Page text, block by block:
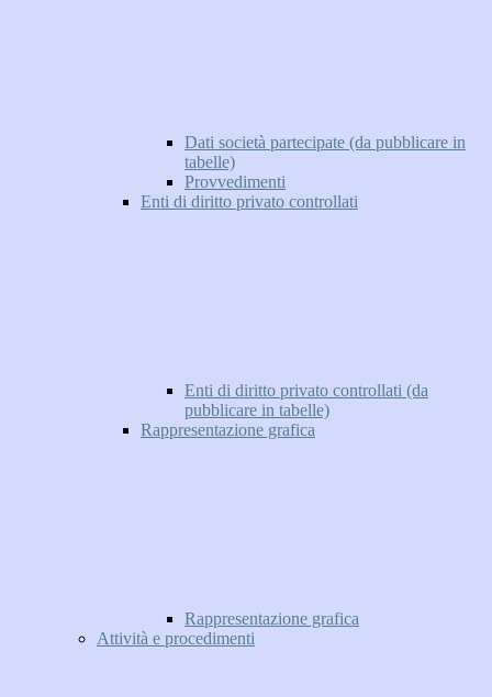
Dati società partecipate (da pubblicare in
tabelle)
Provvedimenti
Enti di diritto privato controllati
Enti di diritto privato controllati (da
pubblicare in tabelle)
Rappresentazione grafica
Rappresentazione grafica
Attività e procedimenti